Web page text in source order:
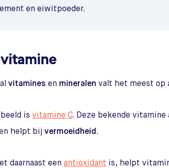
en eiwitpoeder.
vitamines en mineralen valt het meest op
is vitamine C. Deze bekende
helpt bij vermoeidheid.
daarnaast een antioxidant is, helpt